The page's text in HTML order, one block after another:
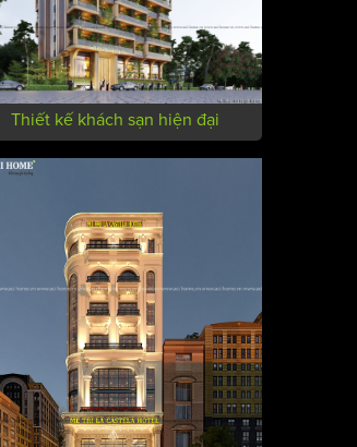
Thiết kế khách sạn hiện đại